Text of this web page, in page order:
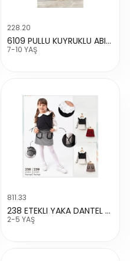
228.20
6109 PULLU KUYRUKLU ABIYE
7-10 YAŞ
811.33
238 ETEKLI YAKA DANTEL TAKIM
2-5 YAŞ